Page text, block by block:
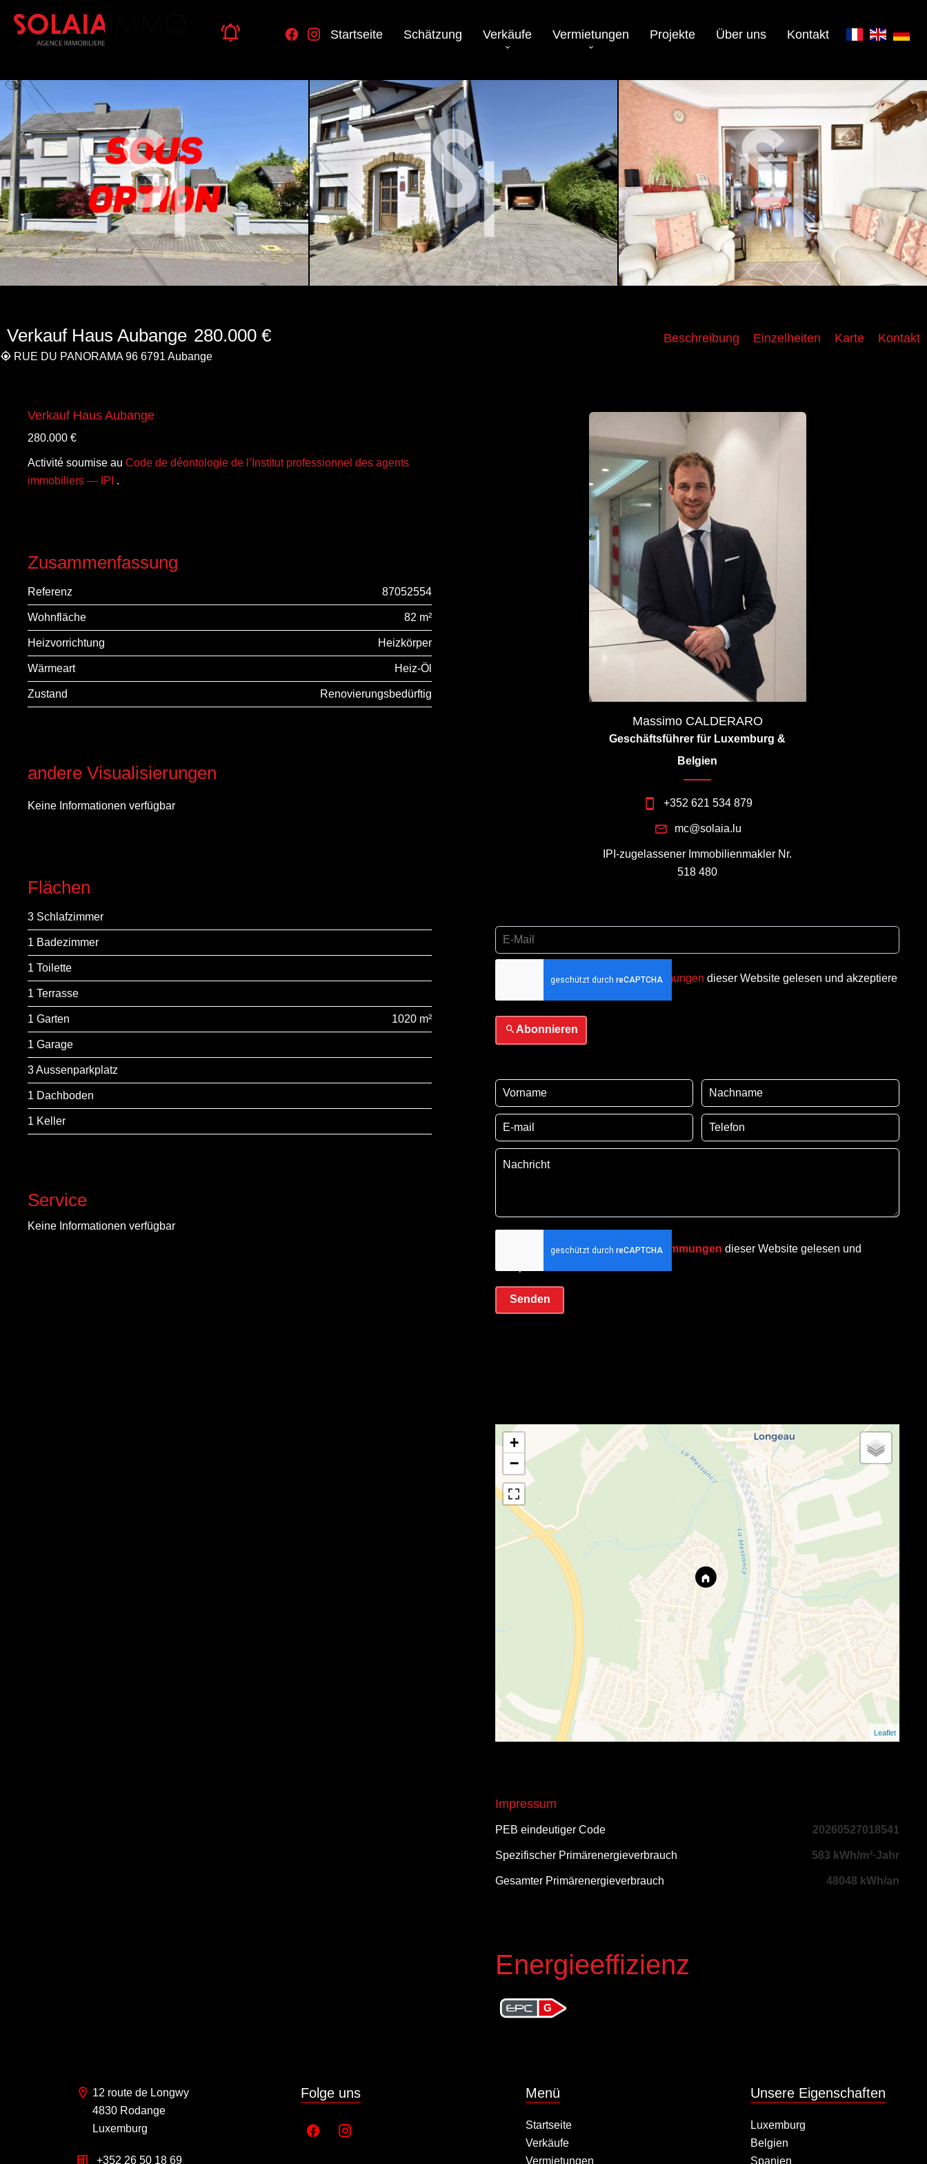
Startseite Schätzung Verkäufe Vermietungen Projekte Über uns Kontakt
Verkauf Haus Aubange 280.000 €
RUE DU PANORAMA 96 6791 Aubange
Beschreibung Einzelheiten Karte Kontakt
Verkauf Haus Aubange
280.000 €
Activité soumise au Code de déontologie de l’Institut professionnel des agents
immobiliers — IPI .
Zusammenfassung
Referenz 87052554
Wohnfläche 82 m²
Heizvorrichtung Heizkörper
Wärmeart Heiz-Öl
Zustand Renovierungsbedürftig
andere Visualisierungen
Keine Informationen verfügbar
Flächen
3 Schlafzimmer
1 Badezimmer
1 Toilette
1 Terrasse
1 Garten 1020 m²
1 Garage
3 Aussenparkplatz
1 Dachboden
1 Keller
Service
Keine Informationen verfügbar
Massimo CALDERARO
Geschäftsführer für Luxemburg &
Belgien
+352 621 534 879
mc@solaia.lu
IPI-zugelassener Immobilienmakler Nr.
518 480
Ich habe dieDatenschutzbestimmungen dieser Website gelesen und akzeptiere
Abonnieren
Ich habe dieDatenschutzbestimmungen dieser Website gelesen und
Senden
+
−
Leaflet
Impressum
PEB eindeutiger Code 20260527018541
Spezifischer Primärenergieverbrauch 583 kWh/m²·Jahr
Gesamter Primärenergieverbrauch 48048 kWh/an
Energieeffizienz
G
12 route de Longwy
4830 Rodange
Luxemburg
+352 26 50 18 69
Folge uns Menü
Startseite
Verkäufe
Vermietungen
Unsere Eigenschaften
Luxemburg
Belgien
Spanien